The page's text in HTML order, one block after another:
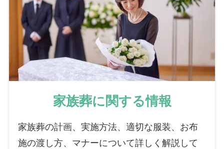
家族葬に関する情報
家族葬の計画、実施方法、適切な服装、お布
施の渡し方、マナーについて詳しく解説して